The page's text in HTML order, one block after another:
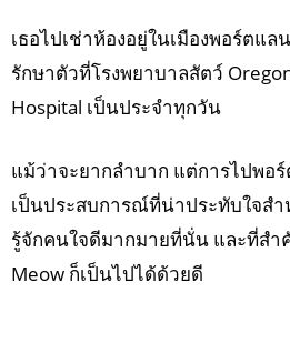
เธอไปเช่าห้องอยู่ในเมืองพอร์ตแ
รักษาตัวที่โรงพยาบาลสัตว์
Hospital เป็นประจำทุกวัน
แม้ว่าจะยากลำบาก แต่การไปพอ
เป็นประสบการณ์ที่น่าประทับใจสำ
รู้จักคนใจดีมากมายที่นั่น และที่สำ
Meow ก็เป็นไปได้ด้วยดี